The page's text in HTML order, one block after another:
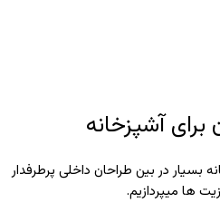
آشپزخانه
در بین طراحان داخلی پرطرفدار
ها میپردازیم.